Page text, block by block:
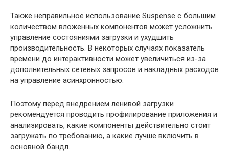
Также неправильное использование Suspense с большим
количеством вложенных компонентов может усложнить
управление состояниями загрузки и ухудшить
производительность. В некоторых случаях показатель
времени до интерактивности может увеличиться из-за
дополнительных сетевых запросов и накладных расходов
на управление асинхронностью.
Поэтому перед внедрением ленивой загрузки
рекомендуется проводить профилирование приложения и
анализировать, какие компоненты действительно стоит
загружать по требованию, а какие лучше включить в
основной бандл.